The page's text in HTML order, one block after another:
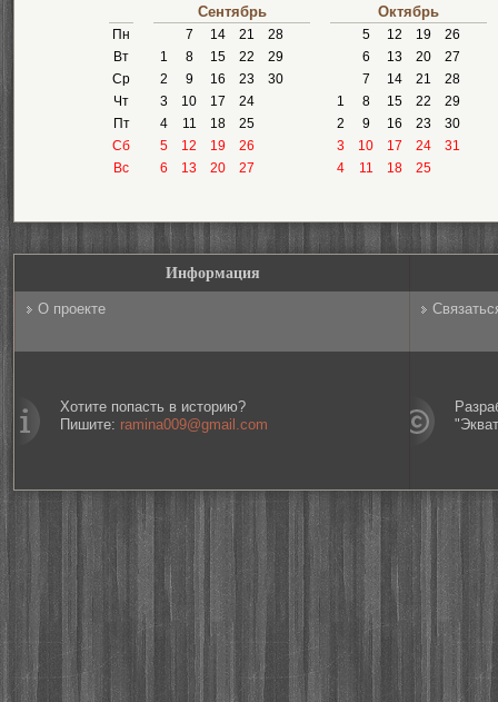
Пн
Вт
Ср
Чт
Пт
Сб
Вс
Сентябрь
7 14 21
28
1
8 15 22
29
2
9 16 23
30
3
10 17
24
4
11 18
25
5
12 19
26
6
13 20 27
Октябрь
5 12 19
26
6
13 20
27
7
14 21
28
1
8 15 22
29
2
9 16 23
30
3
10 17 24
31
4
11 18 25
Информация
О проекте
Хотите попасть в историю?
Пишите: ramina009@gmail.com